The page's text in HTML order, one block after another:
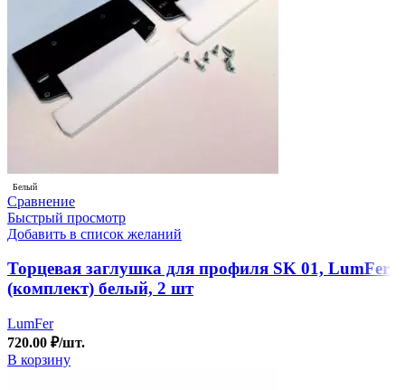
Белый
Сравнение
Быстрый просмотр
Добавить в список желаний
Торцевая заглушка для профиля SK 01, LumFer
(комплект) белый, 2 шт
LumFer
720.00 ₽/шт.
В корзину